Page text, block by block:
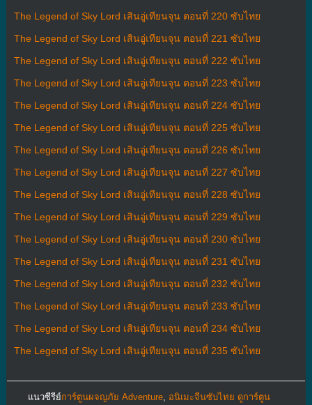
The Legend of Sky Lord เสินอู่เทียนจุน ตอนที่ 220 ซับไทย
The Legend of Sky Lord เสินอู่เทียนจุน ตอนที่ 221 ซับไทย
The Legend of Sky Lord เสินอู่เทียนจุน ตอนที่ 222 ซับไทย
The Legend of Sky Lord เสินอู่เทียนจุน ตอนที่ 223 ซับไทย
The Legend of Sky Lord เสินอู่เทียนจุน ตอนที่ 224 ซับไทย
The Legend of Sky Lord เสินอู่เทียนจุน ตอนที่ 225 ซับไทย
The Legend of Sky Lord เสินอู่เทียนจุน ตอนที่ 226 ซับไทย
The Legend of Sky Lord เสินอู่เทียนจุน ตอนที่ 227 ซับไทย
The Legend of Sky Lord เสินอู่เทียนจุน ตอนที่ 228 ซับไทย
The Legend of Sky Lord เสินอู่เทียนจุน ตอนที่ 229 ซับไทย
The Legend of Sky Lord เสินอู่เทียนจุน ตอนที่ 230 ซับไทย
The Legend of Sky Lord เสินอู่เทียนจุน ตอนที่ 231 ซับไทย
The Legend of Sky Lord เสินอู่เทียนจุน ตอนที่ 232 ซับไทย
The Legend of Sky Lord เสินอู่เทียนจุน ตอนที่ 233 ซับไทย
The Legend of Sky Lord เสินอู่เทียนจุน ตอนที่ 234 ซับไทย
The Legend of Sky Lord เสินอู่เทียนจุน ตอนที่ 235 ซับไทย
แนวซีรีย์การ์ตูนผจญภัย Adventure, อนิเมะจีนซับไทย ดูการ์ตูน